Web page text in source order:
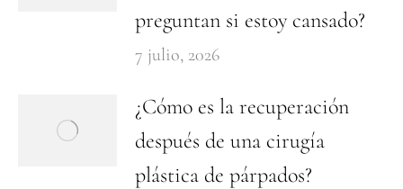
preguntan si estoy cansado?
7 julio, 2026
¿Cómo es la recuperación
después de una cirugía
plástica de párpados?